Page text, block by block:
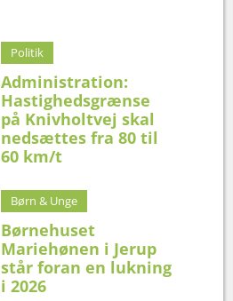
Politik
Administration:
Hastighedsgrænse
på Knivholtvej skal
nedsættes fra 80 til
60 km/t
Børn & Unge
Børnehuset
Mariehønen i Jerup
står foran en lukning
i 2026